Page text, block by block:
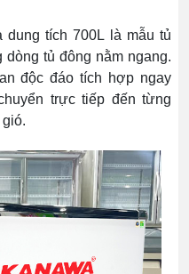
dung tích 700L là mẫu tủ
tủ đông nằm ngang.
độc đáo tích hợp ngay
trực tiếp đến từng